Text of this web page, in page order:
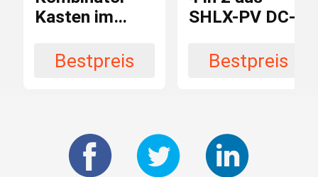
Preis Competitive prices
Qualitätssicherung
18-
Mechanische
Lebensdauer
10years
Kasten im
DC-IP66 mit
PC Abdeckung
Bestpreis
SHLX-PV DC-
Kasten
Bestpreis